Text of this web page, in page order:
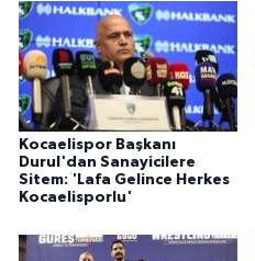
Kocaelispor Başkanı
Durul'dan Sanayicilere
Sitem: 'Lafa Gelince Herkes
Kocaelisporlu'